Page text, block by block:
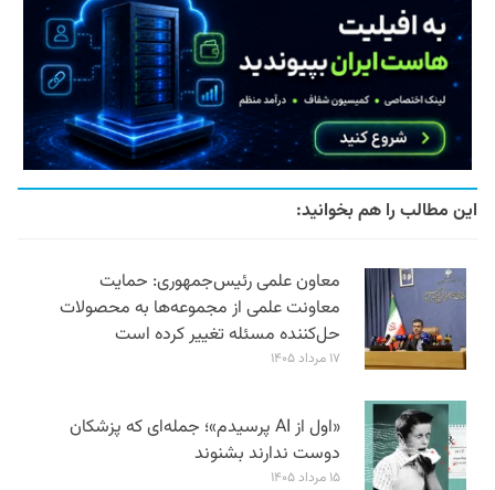
این مطالب را هم بخوانید:
معاون علمی رئیس‌جمهوری: حمایت
معاونت علمی از مجموعه‌ها به محصولات
حل‌کننده مسئله تغییر کرده است
۱۷ مرداد ۱۴۰۵
«اول از AI پرسیدم»؛ جمله‌ای که پزشکان
دوست ندارند بشنوند
۱۵ مرداد ۱۴۰۵